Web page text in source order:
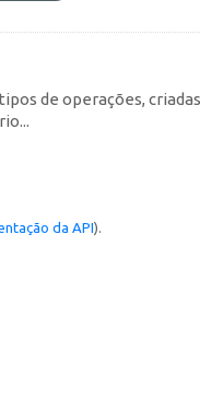
de operações,
da API).